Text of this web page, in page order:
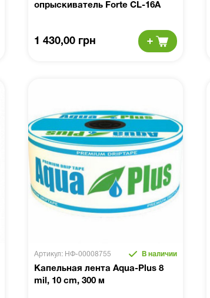
опрыскиватель Forte CL-16A
1 430,00 грн
Артикул: НФ-00008755 В наличии
Капельная лента Aqua-Plus 8
mil, 10 cm, 300 м